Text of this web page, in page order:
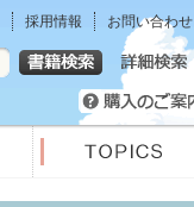
採用情報 お問い合わせ